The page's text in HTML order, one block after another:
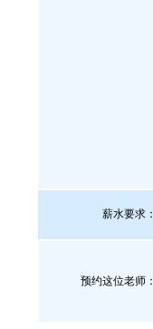
薪水要求：
预约这位老师：